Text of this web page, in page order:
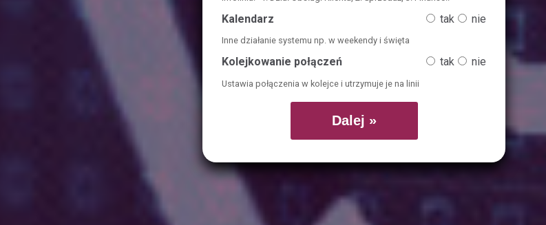
Kalendarz tak nie
Inne działanie systemu np. w weekendy i święta
Kolejkowanie połączeń tak nie
Ustawia połączenia w kolejce i utrzymuje je na linii
Dalej »